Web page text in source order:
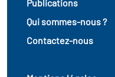
Publications
Qui sommes-nous ?
Contactez-nous